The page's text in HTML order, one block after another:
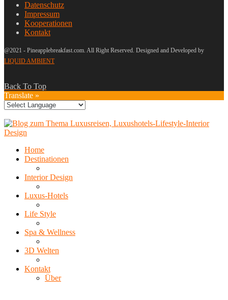
Datenschutz
Impressum
Kooperationen
Kontakt
@2021 - Pineapplebreakfast.com. All Right Reserved. Designed and Developed by
LIQUID AMBIENT
Back To Top
Translate »
Home
Destinationen
Interior Design
Luxus-Hotels
Life Style
Spa & Wellness
3D Welten
Kontakt
Über